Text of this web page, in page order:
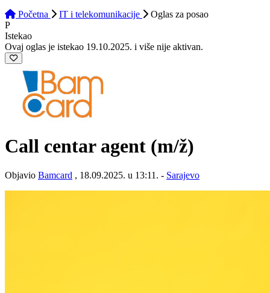
Početna
IT i telekomunikacije Oglas za posao
P
Istekao
Ovaj oglas je istekao 19.10.2025. i više nije aktivan.
Call centar agent (m/ž)
Objavio Bamcard , 18.09.2025. u 13:11. - Sarajevo